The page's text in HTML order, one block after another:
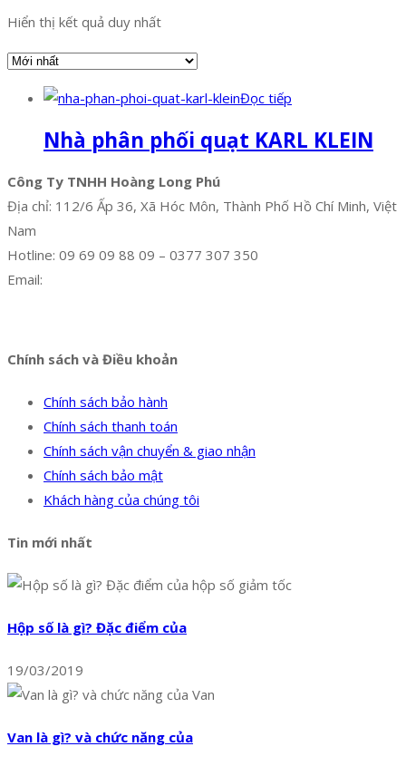
Hiển thị kết quả duy nhất
Đọc tiếp
Nhà phân phối quạt KARL KLEIN
Công Ty TNHH Hoàng Long Phú
Địa chỉ: 112/6 Ấp 36, Xã Hóc Môn, Thành Phố Hồ Chí Minh, Việt
Nam
Hotline: 09 69 09 88 09 – 0377 307 350
Email:
Chính sách và Điều khoản
Chính sách bảo hành
Chính sách thanh toán
Chính sách vận chuyển & giao nhận
Chính sách bảo mật
Khách hàng của chúng tôi
Tin mới nhất
Hộp số là gì? Đặc điểm của
19/03/2019
Van là gì? và chức năng của